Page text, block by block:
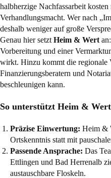
halbherzige Nachfassarbeit
Verhandlungsmacht. Wer nach
deshalb weniger auf große
Genau hier setzt Heim & Wert
Vorbereitung und einer
wirkt. Hinzu kommt die regionale
Finanzierungsberatern und
beschleunigen kann.
So unterstützt Heim &
Präzise Einwertung: Heim &
Ortskenntnis statt mit
Passende Ansprache: Das
Ettlingen und Bad Herrenalb
austauschbare Floskeln.